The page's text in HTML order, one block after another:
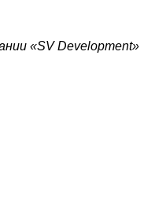
«SV Development»